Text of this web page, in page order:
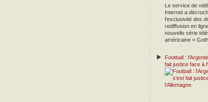
Le service de
Internet a
l'exclusivité des
rediffusion en
nouvelle série
américaine «
Football :
fait justice face à